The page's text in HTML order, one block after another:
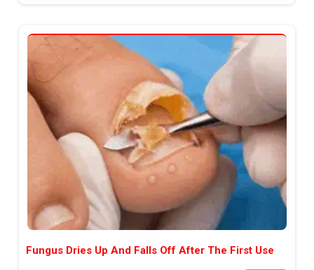
Fungus Dries Up And Falls Off After The First Use